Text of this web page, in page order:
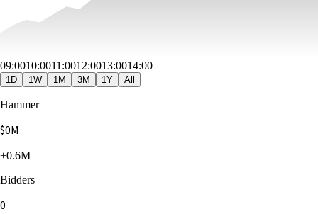
09:0010:0011:0012:0013:0014:00
1D 1W 1M 3M 1Y All
Hammer
$0M
+0.6M
Bidders
0